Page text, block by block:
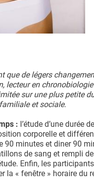
que de légers
lecteur en
sur une plus petite
et sociale.
: l’étude d’une durée
corporelle et
90 minutes et diner 90
de sang et rempli
Enfin, les
la « fenêtre » horaire du